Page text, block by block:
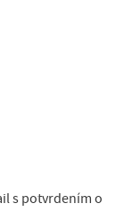
s potvrdením o